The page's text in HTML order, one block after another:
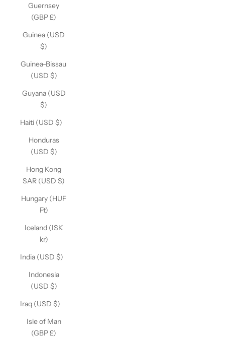
Guernsey
(GBP £)
Guinea (USD
$)
Guinea-Bissau
(USD $)
Guyana (USD
$)
Haiti (USD $)
Honduras
(USD $)
Hong Kong
SAR (USD $)
Hungary (HUF
Ft)
Iceland (ISK
kr)
India (USD $)
Indonesia
(USD $)
Iraq (USD $)
Isle of Man
(GBP £)